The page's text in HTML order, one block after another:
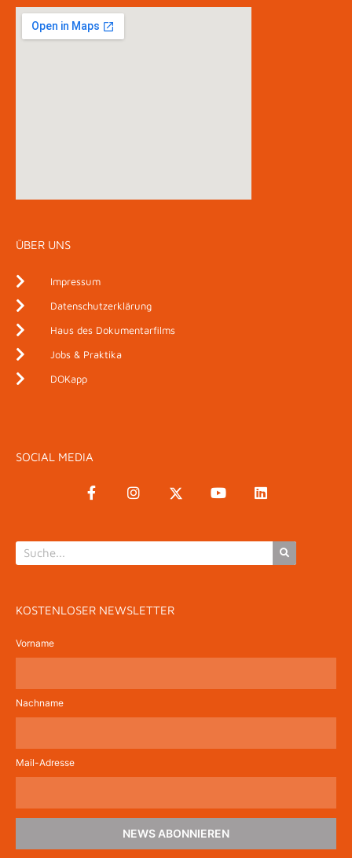
ÜBER UNS
Impressum
Datenschutzerklärung
Haus des Dokumentarfilms
Jobs & Praktika
DOKapp
SOCIAL MEDIA
KOSTENLOSER NEWSLETTER
Vorname
Nachname
Mail-Adresse
NEWS ABONNIEREN